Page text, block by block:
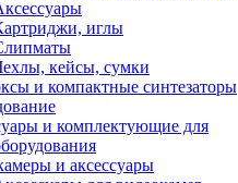
иглы
кейсы, сумки
и компактные синтезаторы
и комплектующие для
и аксессуары